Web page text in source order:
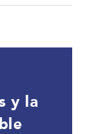
y la